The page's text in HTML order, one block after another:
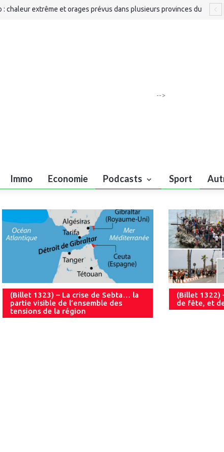
: chaleur extrême et orages prévus dans plusieurs provinces du
-->
Immo Economie Podcasts Sport
(Billet 1323) – La crise de Sebta… la
partie visible de l’ensemble des
tensions de la région
(Billet 1322)
de fête, et